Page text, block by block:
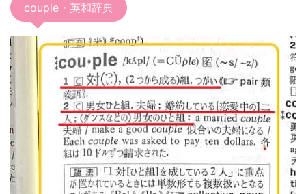
couple・英和辞典